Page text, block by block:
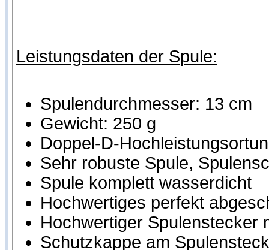
Leistungsdaten der Spule:
Spulendurchmesser: 13 cm
Gewicht: 250 g
Doppel-D-
Sehr robuste Spule,
Spule komplett wasserdicht
Hochwertiges perfekt
Hochwertiger Spulenstecker
Schutzkappe am